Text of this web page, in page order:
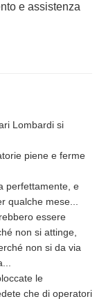
e assistenza
Lombardi si
piene e ferme
perfettamente, e
qualche mese...
essere
non si attinge,
non si da via
le
che di operatori